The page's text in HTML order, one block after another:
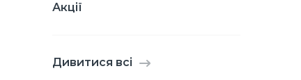
Акції
Дивитися всі